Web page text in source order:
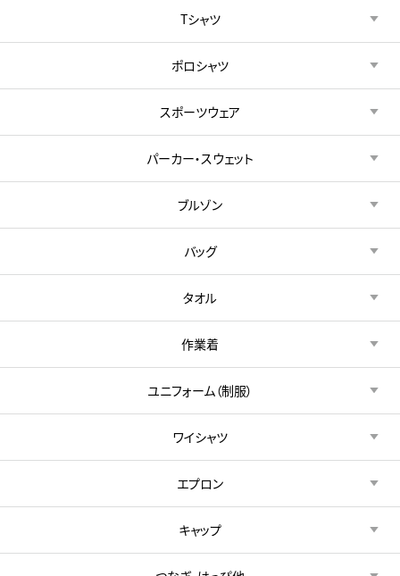
Tシャツ
ポロシャツ
スポーツウェア
パーカー・スウェット
ブルゾン
バッグ
タオル
作業着
ユニフォーム（制服）
ワイシャツ
エプロン
キャップ